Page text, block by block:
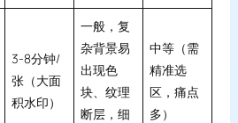
3-8分钟/
张（大面
积水印）
一般，复
杂背景易
出现色
块、纹理
断层，细
中等（需
精准选
区，痛点
多）